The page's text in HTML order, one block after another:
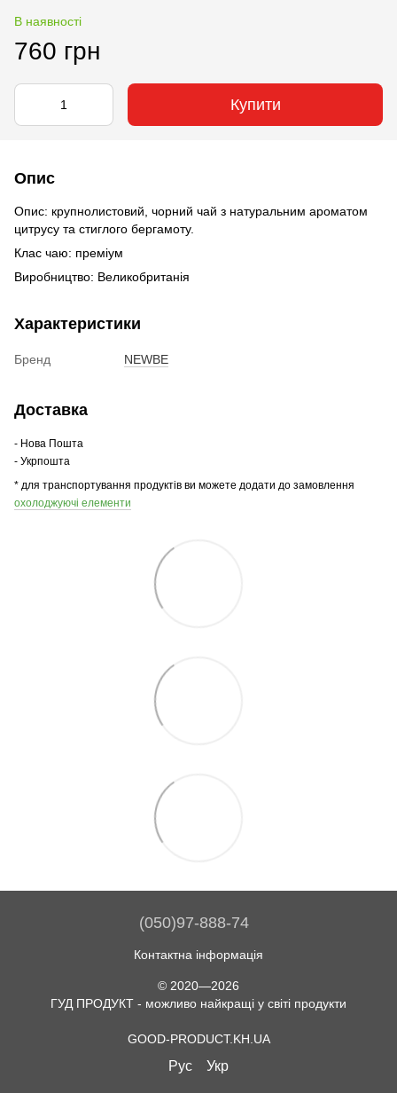
В наявності
760 грн
Купити
Опис
Опис: крупнолистовий, чорний чай з натуральним ароматом
цитрусу та стиглого бергамоту.
Клас чаю: преміум
Виробництво: Великобританія
Характеристики
Бренд NEWBE
Доставка
- Нова Пошта
- Укрпошта
* для транспортування продуктів ви можете додати до замовлення
охолоджуючі елементи
(050)97-888-74
Контактна інформація
© 2020—2026
ГУД ПРОДУКТ - можливо найкращі у світі продукти
GOOD-PRODUCT.KH.UA
Рус Укр